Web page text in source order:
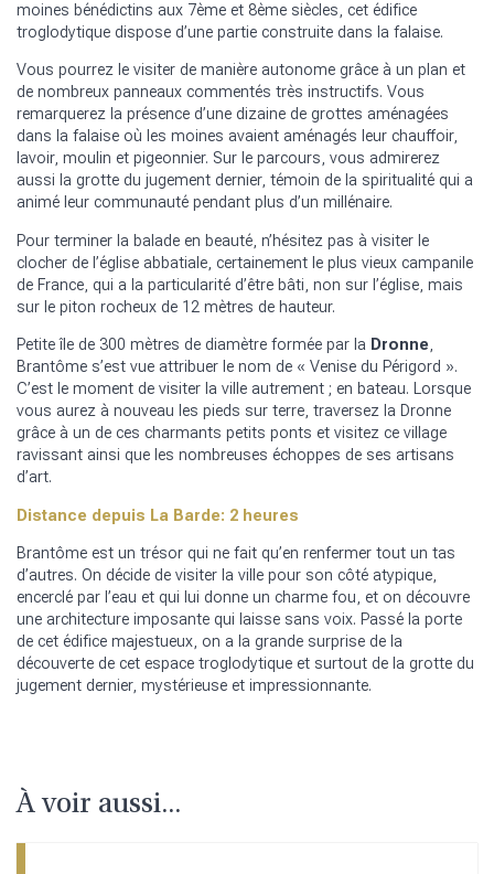
moines bénédictins aux 7ème et 8ème siècles, cet édifice
troglodytique dispose d’une partie construite dans la falaise.
Vous pourrez le visiter de manière autonome grâce à un plan et
de nombreux panneaux commentés très instructifs. Vous
remarquerez la présence d’une dizaine de grottes aménagées
dans la falaise où les moines avaient aménagés leur chauffoir,
lavoir, moulin et pigeonnier. Sur le parcours, vous admirerez
aussi la grotte du jugement dernier, témoin de la spiritualité qui a
animé leur communauté pendant plus d’un millénaire.
Pour terminer la balade en beauté, n’hésitez pas à visiter le
clocher de l’église abbatiale, certainement le plus vieux campanile
de France, qui a la particularité d’être bâti, non sur l’église, mais
sur le piton rocheux de 12 mètres de hauteur.
Petite île de 300 mètres de diamètre formée par la Dronne,
Brantôme s’est vue attribuer le nom de « Venise du Périgord ».
C’est le moment de visiter la ville autrement ; en bateau. Lorsque
vous aurez à nouveau les pieds sur terre, traversez la Dronne
grâce à un de ces charmants petits ponts et visitez ce village
ravissant ainsi que les nombreuses échoppes de ses artisans
d’art.
Distance depuis La Barde: 2 heures
Brantôme est un trésor qui ne fait qu’en renfermer tout un tas
d’autres. On décide de visiter la ville pour son côté atypique,
encerclé par l’eau et qui lui donne un charme fou, et on découvre
une architecture imposante qui laisse sans voix. Passé la porte
de cet édifice majestueux, on a la grande surprise de la
découverte de cet espace troglodytique et surtout de la grotte du
jugement dernier, mystérieuse et impressionnante.
À voir aussi...